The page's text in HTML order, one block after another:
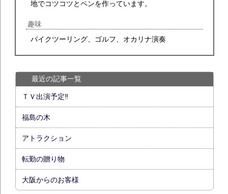
地でコツコツとペンを作っています。
趣味
バイクツーリング、ゴルフ、オカリナ演奏
最近の記事一覧
ＴＶ出演予定‼
福島の木
アトラクション
転勤の贈り物
大阪からのお客様